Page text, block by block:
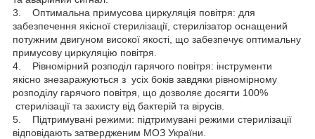
3. Оптимальна примусова циркуляція повітря: для
забезпечення якісної стерилізації, стерилізатор оснащений
потужним двигуном високої якості, що забезпечує оптимальну
примусову циркуляцію повітря.
4. Рівномірний розподіл гарячого повітря: інструменти
якісно знезаражуються з усіх боків завдяки рівномірному
розподілу гарячого повітря, що дозволяє досягти 100%
стерилізації та захисту від бактерій та вірусів.
5. Підтримувані режими: підтримувані режими стерилізації
відповідають затвердженим МОЗ України.